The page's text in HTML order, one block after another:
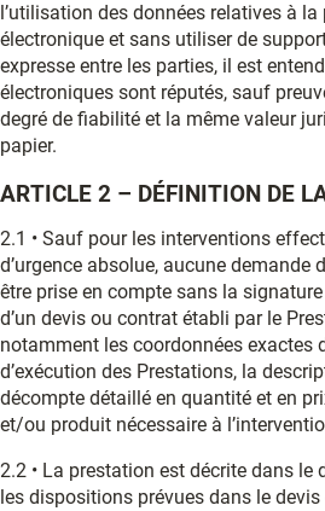
l’utilisation des données relatives à
électronique et sans utiliser de
expresse entre les parties, il est
électroniques sont réputés, sauf
degré de fiabilité et la même valeur
papier.
ARTICLE 2 – DÉFINITION DE
2.1 • Sauf pour les interventions
d’urgence absolue, aucune demande
être prise en compte sans la
d’un devis ou contrat établi par le
notamment les coordonnées exactes
d’exécution des Prestations, la
décompte détaillé en quantité et en
et/ou produit nécessaire à
2.2 • La prestation est décrite dans le
les dispositions prévues dans le